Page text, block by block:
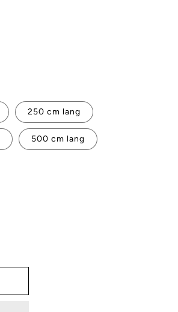
250 cm lang
500 cm lang